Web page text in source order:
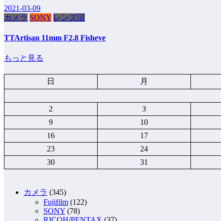
2021-03-09
カメラ SONY レンズ沼
TTArtisan 11mm F2.8 Fisheye
もっと見る
日 月
2
3
9
10
16
17
23
24
30
31
カメラ (345)
Fujifilm (122)
SONY (78)